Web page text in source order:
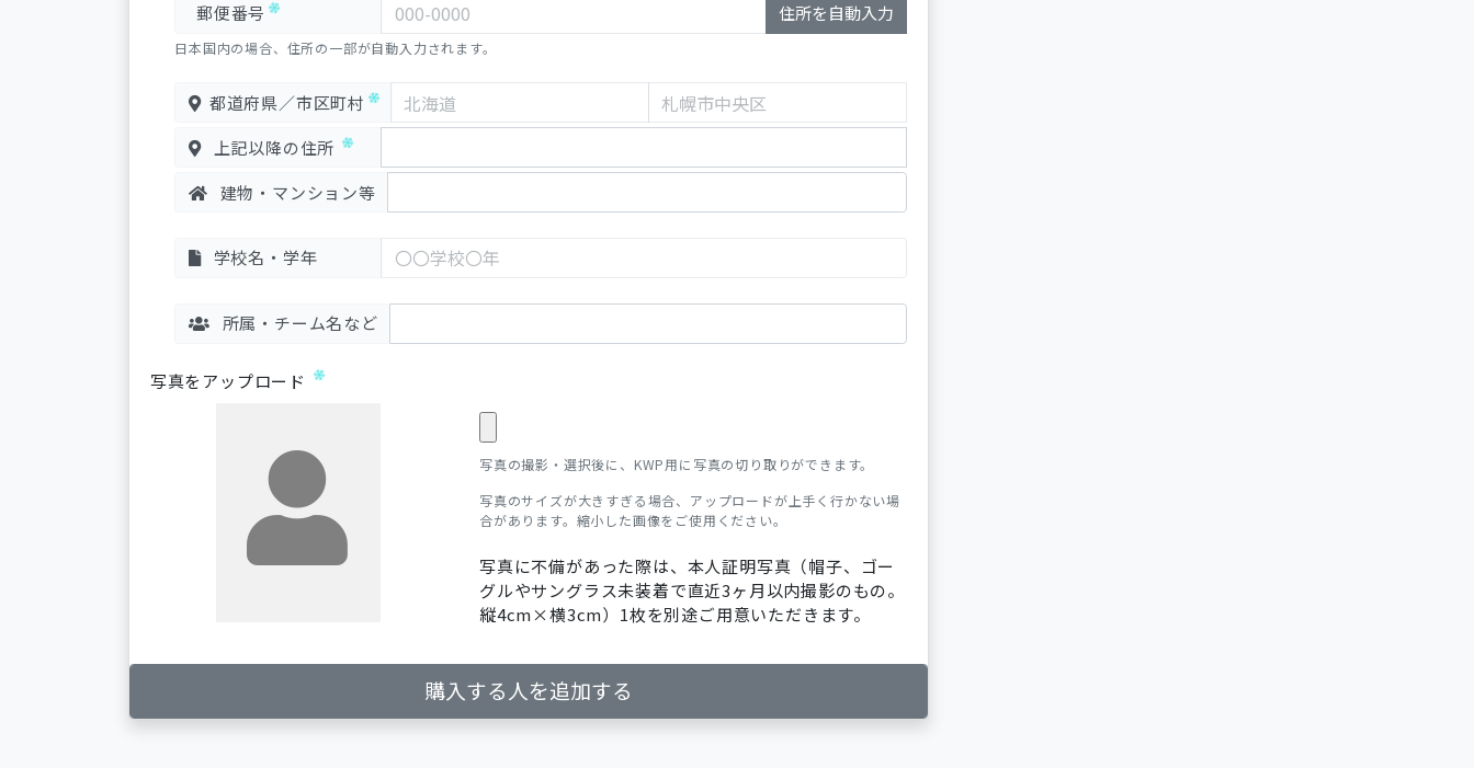
郵便番号 住所を自動入力
日本国内の場合、住所の一部が自動入力されます。
都道府県／市区町村
上記以降の住所
建物・マンション等
学校名・学年
所属・チーム名など
写真をアップロード
写真の撮影・選択後に、KWP用に写真の切り取りができます。
写真のサイズが大きすぎる場合、アップロードが上手く行かない場
合があります。縮小した画像をご使用ください。
写真に不備があった際は、本人証明写真（帽子、ゴー
グルやサングラス未装着で直近3ヶ月以内撮影のもの。
縦4cm×横3cm）1枚を別途ご用意いただきます。
購入する人を追加する